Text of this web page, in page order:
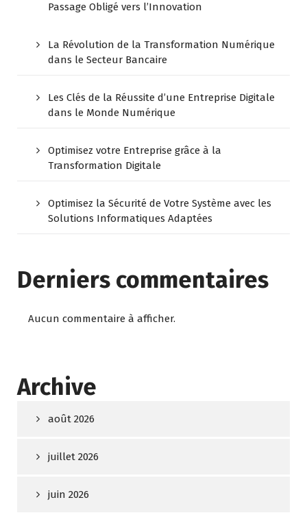
Passage Obligé vers l’Innovation
La Révolution de la Transformation Numérique
dans le Secteur Bancaire
Les Clés de la Réussite d’une Entreprise Digitale
dans le Monde Numérique
Optimisez votre Entreprise grâce à la
Transformation Digitale
Optimisez la Sécurité de Votre Système avec les
Solutions Informatiques Adaptées
Derniers commentaires
Aucun commentaire à afficher.
Archive
août 2026
juillet 2026
juin 2026